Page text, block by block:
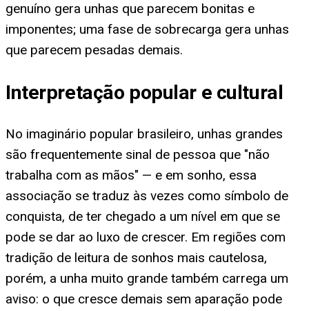
genuíno gera unhas que parecem bonitas e
imponentes; uma fase de sobrecarga gera unhas
que parecem pesadas demais.
Interpretação popular e cultural
No imaginário popular brasileiro, unhas grandes
são frequentemente sinal de pessoa que "não
trabalha com as mãos" — e em sonho, essa
associação se traduz às vezes como símbolo de
conquista, de ter chegado a um nível em que se
pode se dar ao luxo de crescer. Em regiões com
tradição de leitura de sonhos mais cautelosa,
porém, a unha muito grande também carrega um
aviso: o que cresce demais sem aparação pode